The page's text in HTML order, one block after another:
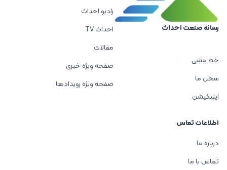
رسانه صنعت احداث
خط مشی
سخن ما
اپلیکیشن
رادیو احداث
احداث TV
مقالات
صفحه ویژه خبری
صفحه ویژه رویدادها
اطلاعات تماس
درباره ما
تماس با ما